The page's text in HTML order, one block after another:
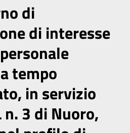
di
di interesse
tempo
in servizio
n. 3 di Nuoro,